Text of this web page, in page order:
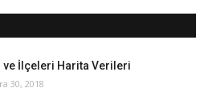
ve İlçeleri Harita Verileri
30, 2018